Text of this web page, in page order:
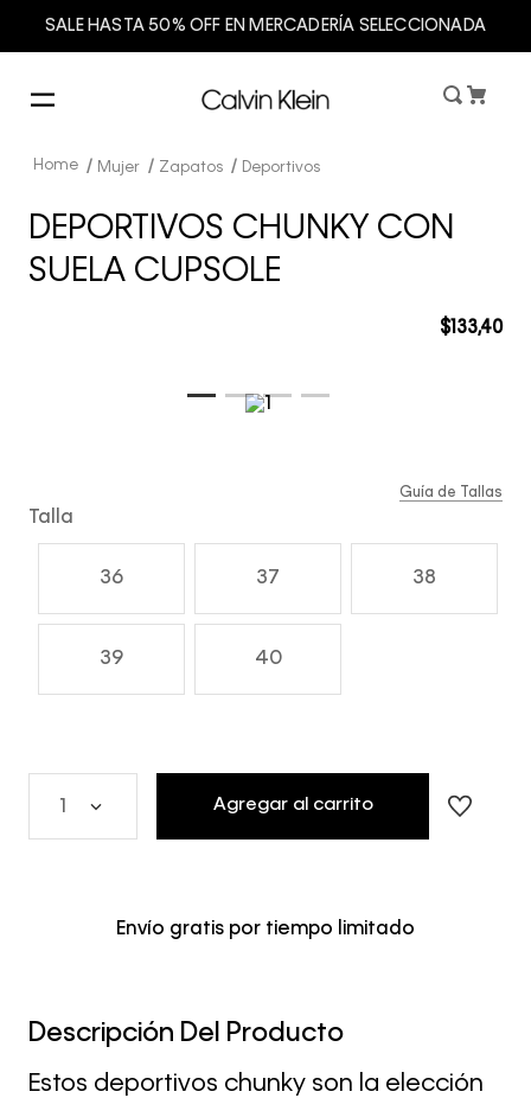
SALE HASTA 50% OFF EN MERCADERÍA SELECCIONADA
Mujer Zapatos Deportivos
DEPORTIVOS CHUNKY CON
SUELA CUPSOLE
$133,40
Talla
36 37 38
39 40
Guía de Tallas
Agregar al carrito
Envío gratis por tiempo limitado
Descripción Del Producto
Estos deportivos chunky son la elección